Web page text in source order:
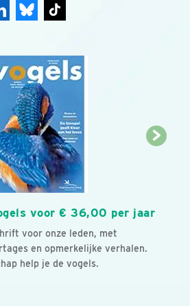
voor € 36,00 per jaar
voor onze leden, met
en opmerkelijke verhalen.
help je de vogels.